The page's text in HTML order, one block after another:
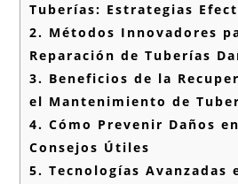
Tuberías: Estrategias
2. Métodos Innovadores
Reparación de Tuberías
3. Beneficios de la
el Mantenimiento de
4. Cómo Prevenir Daños
Consejos Útiles
5. Tecnologías Avanzadas